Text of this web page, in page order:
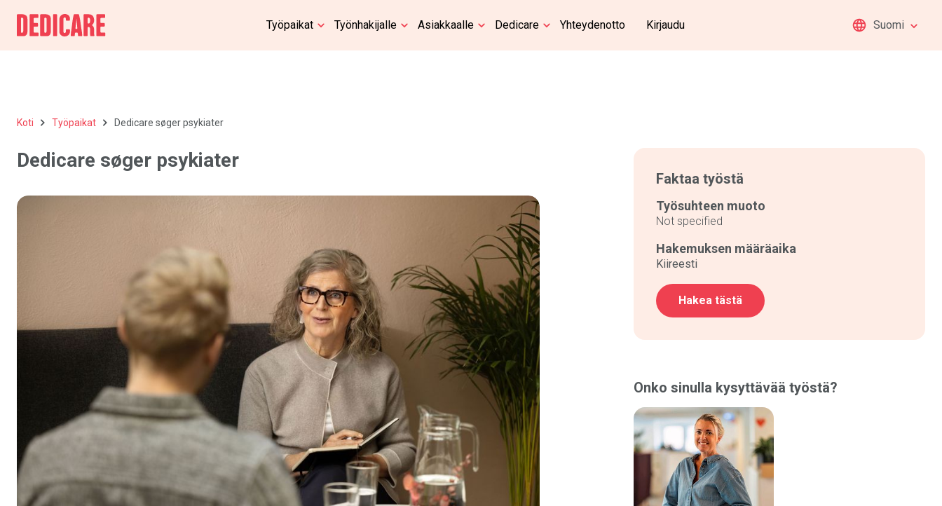
Työpaikat Työnhakijalle Asiakkaalle Dedicare Yhteydenotto Kirjaudu Suomi
Koti Työpaikat Dedicare søger psykiater
Dedicare søger psykiater
Faktaa työstä
Työsuhteen muoto
Not specified
Hakemuksen määräaika
Kiireesti
Hakea tästä
Onko sinulla kysyttävää työstä?